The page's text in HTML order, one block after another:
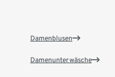
Damenblusen
Damenunterwäsche